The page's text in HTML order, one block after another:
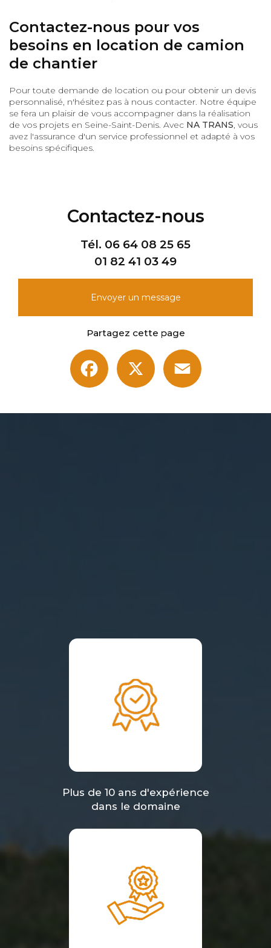
Contactez-nous pour vos
besoins en location de camion
de chantier
Pour toute demande de location ou pour obtenir un devis
personnalisé, n'hésitez pas à nous contacter. Notre équipe
se fera un plaisir de vous accompagner dans la réalisation
de vos projets en Seine-Saint-Denis. Avec NA TRANS, vous
avez l'assurance d'un service professionnel et adapté à vos
besoins spécifiques.
Contactez-nous
Tél. 06 64 08 25 65
01 82 41 03 49
Envoyer un message
Partagez cette page
Facebook
Plus de 10 ans d'expérience
dans le domaine